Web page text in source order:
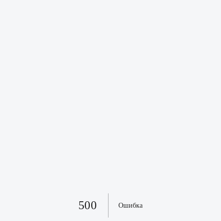
500 Ошибка